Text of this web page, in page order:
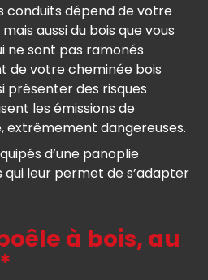
conduits dépend de votre
aussi du bois que vous
ne sont pas ramonés
de votre cheminée bois
présenter des risques
les émissions de
extrêmement dangereuses.
d’une panoplie
leur permet de s’adapter
à bois, au